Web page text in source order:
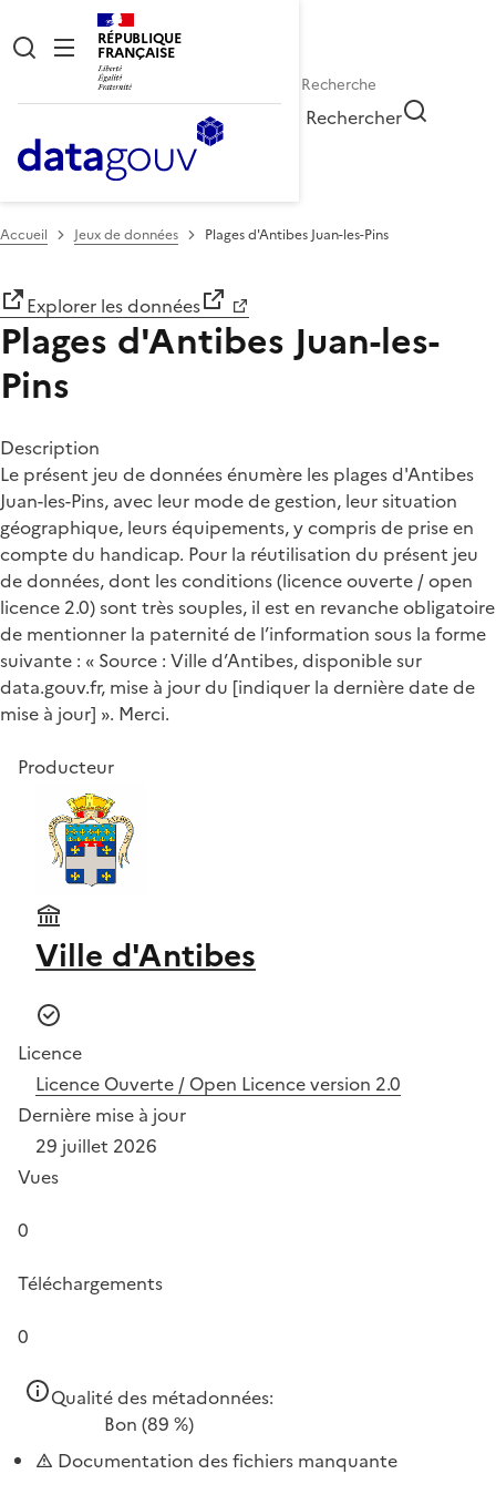
RÉPUBLIQUE
FRANÇAISE
Rechercher
Accueil Jeux de données Plages d'Antibes Juan-les-Pins
Explorer les données
Plages d'Antibes Juan-les-
Pins
Description
Le présent jeu de données énumère les plages d'Antibes
Juan-les-Pins, avec leur mode de gestion, leur situation
géographique, leurs équipements, y compris de prise en
compte du handicap. Pour la réutilisation du présent jeu
de données, dont les conditions (licence ouverte / open
licence 2.0) sont très souples, il est en revanche obligatoire
de mentionner la paternité de l’information sous la forme
suivante : « Source : Ville d’Antibes, disponible sur
data.gouv.fr, mise à jour du [indiquer la dernière date de
mise à jour] ». Merci.
Producteur
Ville d'Antibes
Licence
Licence Ouverte / Open Licence version 2.0
Dernière mise à jour
29 juillet 2026
Vues
0
Téléchargements
0
Qualité des métadonnées:
Bon (89 %)
Documentation des fichiers manquante